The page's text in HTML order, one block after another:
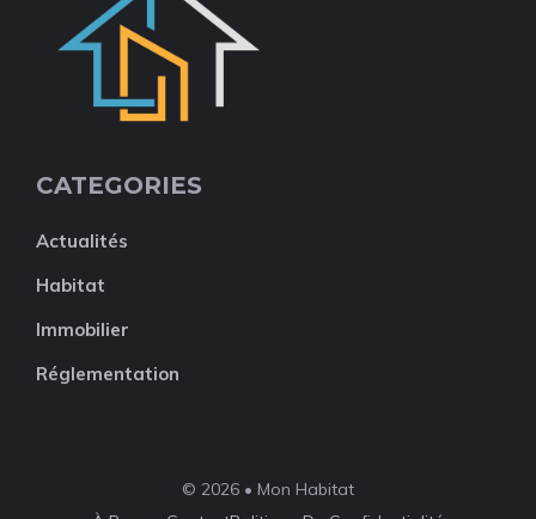
CATEGORIES
Actualités
Habitat
Immobilier
Réglementation
© 2026 • Mon Habitat